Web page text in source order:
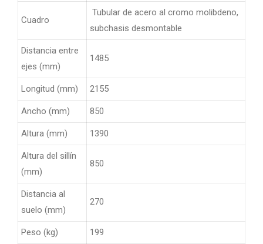
Cuadro
Tubular de acero al cromo molibdeno,
subchasis desmontable
Distancia entre
ejes (mm)
1485
Longitud (mm) 2155
Ancho (mm) 850
Altura (mm) 1390
Altura del sillín
(mm)
850
Distancia al
suelo (mm)
270
Peso (kg) 199